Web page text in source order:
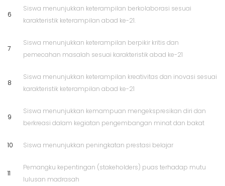
6
Siswa menunjukkan keterampilan berkolaborasi sesuai
karakteristik keterampilan abad ke-21.
7
Siswa menunjukkan keterampilan berpikir kritis dan
pemecahan masalah sesuai karakteristik abad ke-21
8
Siswa menunjukkan keterampilan kreativitas dan inovasi sesuai
karakteristik keterampilan abad ke-21
9
Siswa menunjukkan kemampuan mengekspresikan diri dan
berkreasi dalam kegiatan pengembangan minat dan bakat
10 Siswa menunjukkan peningkatan prestasi belajar
11
Pemangku kepentingan (stakeholders) puas terhadap mutu
lulusan madrasah